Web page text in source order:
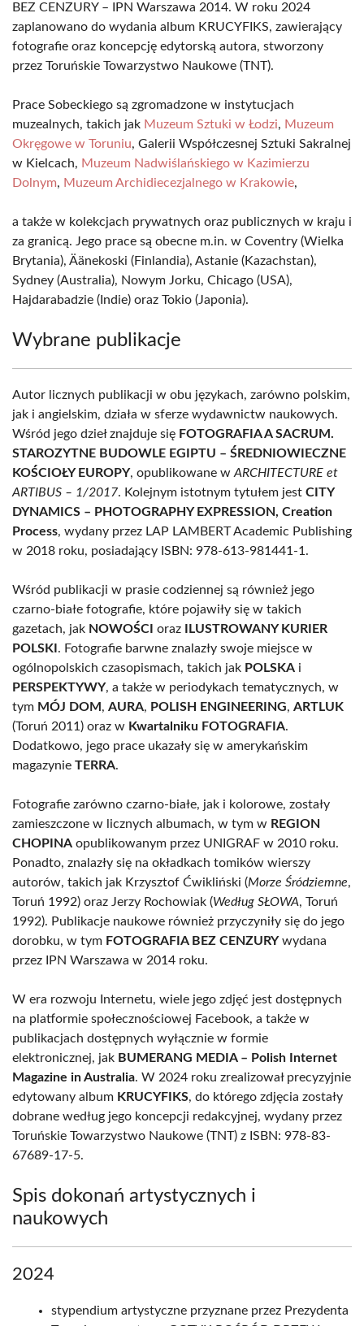
BEZ CENZURY – IPN Warszawa 2014. W roku 2024
zaplanowano do wydania album KRUCYFIKS, zawierający
fotografie oraz koncepcję edytorską autora, stworzony
przez Toruńskie Towarzystwo Naukowe (TNT).
Prace Sobeckiego są zgromadzone w instytucjach
muzealnych, takich jak Muzeum Sztuki w Łodzi, Muzeum
Okręgowe w Toruniu, Galerii Współczesnej Sztuki Sakralnej
w Kielcach, Muzeum Nadwiślańskiego w Kazimierzu
Dolnym, Muzeum Archidiecezjalnego w Krakowie,
a także w kolekcjach prywatnych oraz publicznych w kraju i
za granicą. Jego prace są obecne m.in. w Coventry (Wielka
Brytania), Äänekoski (Finlandia), Astanie (Kazachstan),
Sydney (Australia), Nowym Jorku, Chicago (USA),
Hajdarabadzie (Indie) oraz Tokio (Japonia).
Wybrane publikacje
Autor licznych publikacji w obu językach, zarówno polskim,
jak i angielskim, działa w sferze wydawnictw naukowych.
Wśród jego dzieł znajduje się FOTOGRAFIA A SACRUM.
STAROZYTNE BUDOWLE EGIPTU – ŚREDNIOWIECZNE
KOŚCIOŁY EUROPY, opublikowane w ARCHITECTURE et
ARTIBUS – 1/2017. Kolejnym istotnym tytułem jest CITY
DYNAMICS – PHOTOGRAPHY EXPRESSION, Creation
Process, wydany przez LAP LAMBERT Academic Publishing
w 2018 roku, posiadający ISBN: 978-613-981441-1.
Wśród publikacji w prasie codziennej są również jego
czarno-białe fotografie, które pojawiły się w takich
gazetach, jak NOWOŚCI oraz
ILUSTROWANY KURIER
POLSKI . Fotografie barwne znalazły swoje miejsce w
ogólnopolskich czasopismach, takich jak POLSKA i
PERSPEKTYWY, a także w periodykach tematycznych, w
tym MÓJ DOM , AURA, POLISH ENGINEERING, ARTLUK
(Toruń 2011) oraz w Kwartalniku FOTOGRAFIA.
Dodatkowo, jego prace ukazały się w amerykańskim
magazynie TERRA.
Fotografie zarówno czarno-białe, jak i kolorowe, zostały
zamieszczone w licznych albumach, w tym w REGION
CHOPINA opublikowanym przez UNIGRAF w 2010 roku.
Ponadto, znalazły się na okładkach tomików wierszy
autorów, takich jak Krzysztof Ćwikliński (Morze Śródziemne,
Toruń 1992) oraz Jerzy Rochowiak (Według SŁOWA, Toruń
1992). Publikacje naukowe również przyczyniły się do jego
dorobku, w tym FOTOGRAFIA BEZ CENZURYwydana
przez IPN Warszawa w 2014 roku.
W era rozwoju Internetu, wiele jego zdjęć jest dostępnych
na platformie społecznościowej Facebook, a także w
publikacjach dostępnych wyłącznie w formie
elektronicznej, jak BUMERANG MEDIA – Polish Internet
Magazine in Australia. W 2024 roku zrealizował precyzyjnie
edytowany album KRUCYFIKS, do którego zdjęcia zostały
dobrane według jego koncepcji redakcyjnej, wydany przez
Toruńskie Towarzystwo Naukowe (TNT) z ISBN: 978-83-
67689-17-5.
Spis dokonań artystycznych i
naukowych
2024
stypendium artystyczne przyznane przez Prezydenta